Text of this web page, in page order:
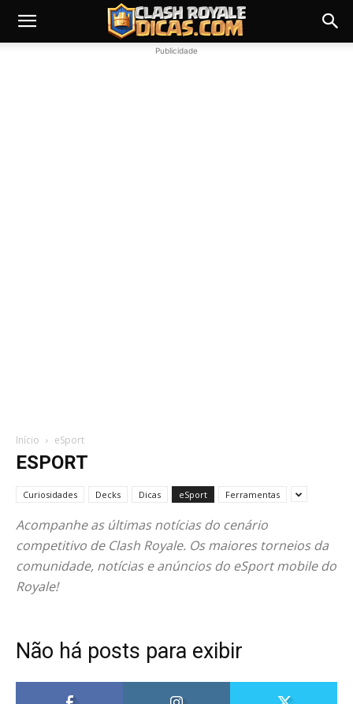
Publicidade
Início eSport
ESPORT
Curiosidades Decks Dicas eSport Ferramentas
Acompanhe as últimas notícias do cenário
competitivo de Clash Royale. Os maiores torneios da
comunidade, notícias e anúncios do eSport mobile do
Royale!
Não há posts para exibir